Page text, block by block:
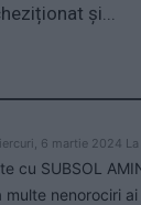
și...
6 martie 2024
cu SUBSOL
multe nenorociri